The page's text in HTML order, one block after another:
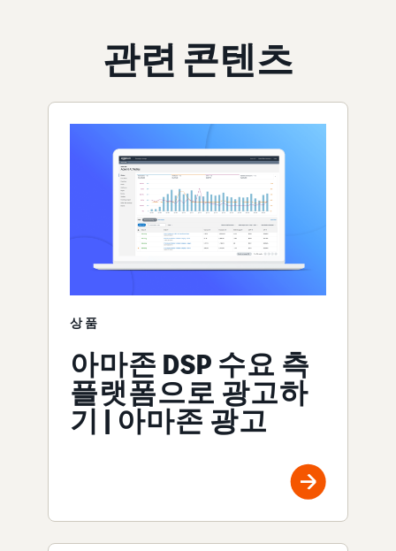
관련 콘텐츠
상품
아마존 DSP 수요 측
플랫폼으로 광고하
기 | 아마존 광고